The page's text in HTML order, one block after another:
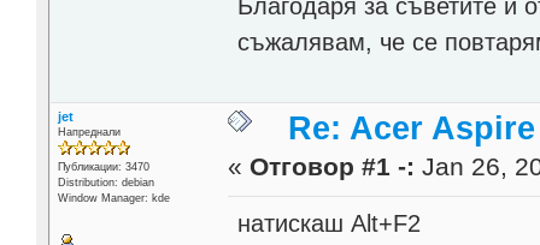
Благодаря за съветите и
съжалявам, че се
jet
Напреднали
Публикации: 3470
Distribution: debian
Window Manager: kde
Re: Acer
« Отговор #1 -: Jan 26,
натискаш Alt+F2